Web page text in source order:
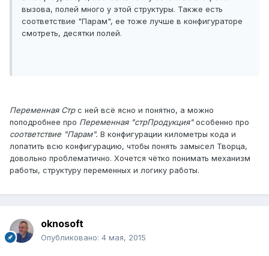
вызова, полей много у этой структуры. Также есть
соответствие "Парам", ее тоже лучше в конфигураторе
смотреть, десятки полей.
Переменная Стрс ней всё ясно и понятно, а можно
поподробнее про Переменная "стрПродукция"особенно про
соответствие "Парам". В конфигурации километры кода и
лопатить всю конфигурацию, чтобы понять замысел Творца,
довольно проблематично. Хочется чётко понимать механизм
работы, структуру переменных и логику работы.
oknosoft
Опубликовано: 4 мая, 2015